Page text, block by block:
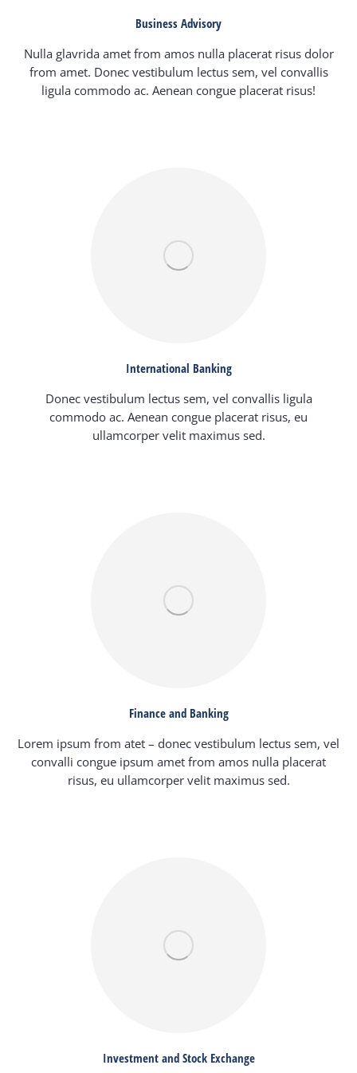
Business Advisory
Nulla glavrida amet from amos nulla placerat risus dolor
from amet. Donec vestibulum lectus sem, vel convallis
ligula commodo ac. Aenean congue placerat risus!
International Banking
Donec vestibulum lectus sem, vel convallis ligula
commodo ac. Aenean congue placerat risus, eu
ullamcorper velit maximus sed.
Finance and Banking
Lorem ipsum from atet – donec vestibulum lectus sem, vel
convalli congue ipsum amet from amos nulla placerat
risus, eu ullamcorper velit maximus sed.
Investment and Stock Exchange